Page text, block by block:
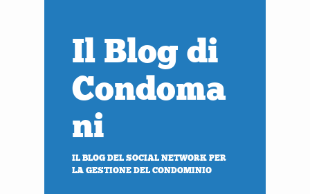
Il Blog di
Condoma
ni
IL BLOG DEL SOCIAL NETWORK PER
LA GESTIONE DEL CONDOMINIO